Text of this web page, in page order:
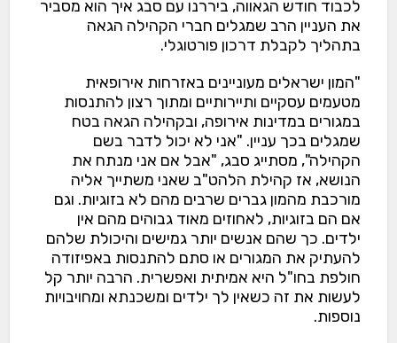
לכבוד חודש הגאווה, ביררנו עם סבג איך הוא מסביר
את העניין הרב שמגלים חברי הקהילה הגאה
בתהליך לקבלת דרכון פורטוגלי.
"המון ישראלים מעוניינים באזרחות אירופאית
מטעמים עסקיים ותיירותיים ומתוך רצון להתנסות
במגורים במדינות אירופה, ובקהילה הגאה בטח
שמגלים בכך עניין. "אני לא יכול לדבר בשם
הקהילה", מסתייג סבג, "אבל אם אני מנתח את
הנושא, אז קהילת הלהט"ב שאני משתייך אליה
מורכבת מהמון גברים שרבים מהם לא בזוגיות. וגם
אם הם בזוגיות, לאחוזים מאוד גבוהים מהם אין
ילדים. כך שהם אנשים יותר גמישים והיכולת שלהם
להעתיק את המגורים או סתם להתנסות באפיזודה
חולפת בחו"ל היא אמיתית ואפשרית. הרבה יותר קל
לעשות את זה כשאין לך ילדים ומשכנתא ומחויבויות
נוספות.